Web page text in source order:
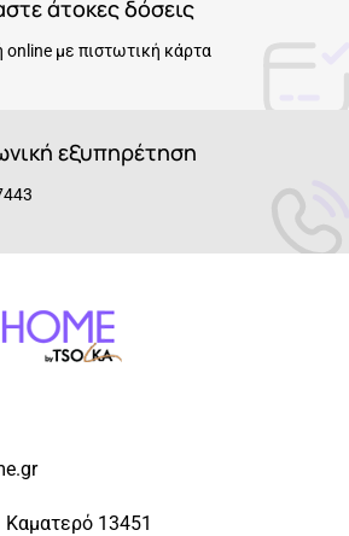
άτοκες δόσεις
με πιστωτική κάρτα
εξυπηρέτηση
13451